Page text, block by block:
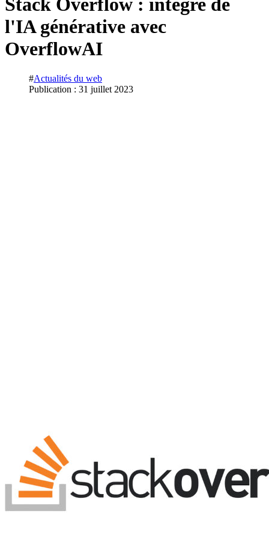
Stack Overflow : intègre de
l'IA générative avec
OverflowAI
#Actualités du web
Publication : 31 juillet 2023